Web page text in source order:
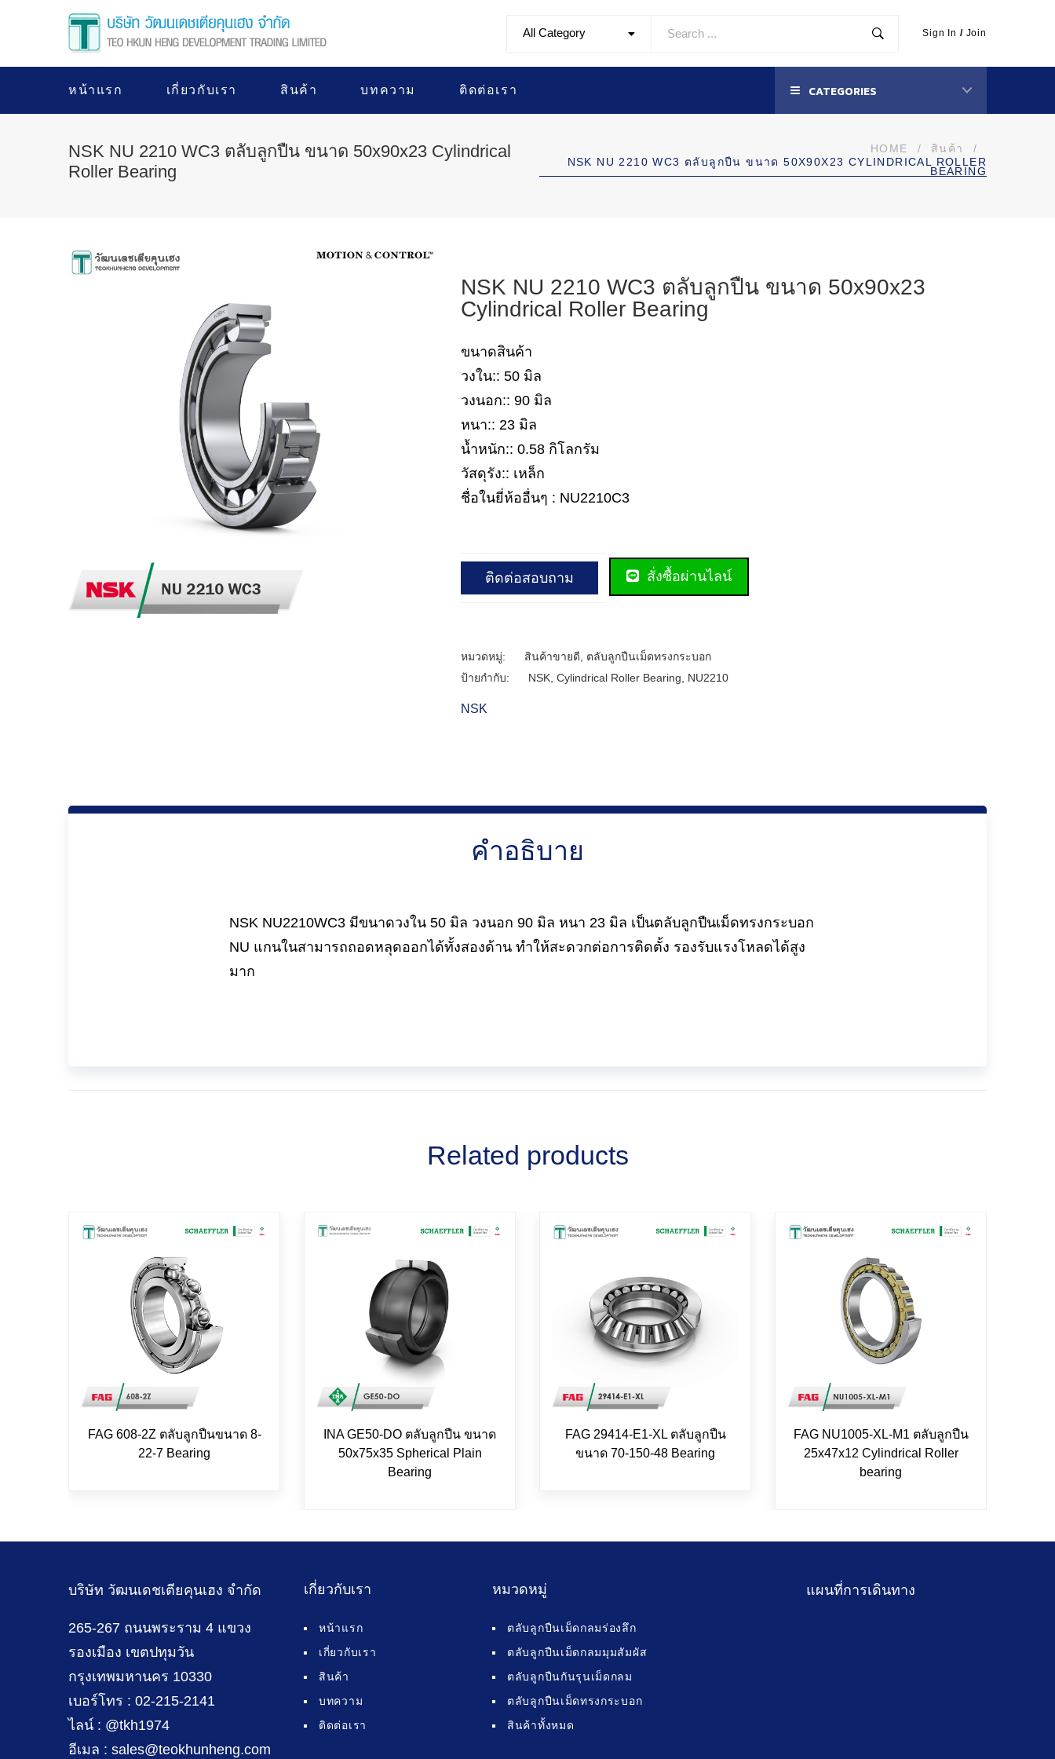
All Category Sign In / Join
หน้าแรก เกี่ยวกับเรา สินค้า บทความ ติดต่อเรา CATEGORIES
NSK NU 2210 WC3 ตลับลูกปืน ขนาด 50x90x23 Cylindrical
Roller Bearing
HOME / สินค้า
/
NSK NU 2210 WC3 ตลับลูกปืน ขนาด 50X90X23 CYLINDRICAL ROLLER
BEARING
NSK NU 2210 WC3 ตลับลูกปืน ขนาด 50x90x23
Cylindrical Roller Bearing
ขนาดสินค้า
วงใน:: 50 มิล
วงนอก:: 90 มิล
หนา:: 23 มิล
น้ำหนัก:: 0.58 กิโลกรัม
วัสดุรัง:: เหล็ก
ชื่อในยี่ห้ออื่นๆ : NU2210C3
ติดต่อสอบถาม สั่งซื้อผ่านไลน์
หมวดหมู่: สินค้าขายดี
ตลับลูกปืนเม็ดทรงกระบอก
ป้ายกำกับ:
NSK Cylindrical Roller Bearing NU2210
NSK
คำอธิบาย
NSK NU2210WC3 มีขนาดวงใน 50 มิล วงนอก 90 มิล หนา 23 มิล เป็นตลับลูกปืนเม็ดทรงกระบอก
NU แกนในสามารถถอดหลุดออกได้ทั้งสองด้าน ทำให้สะดวกต่อการติดตั้ง รองรับแรงโหลดได้สูง
มาก
Related products
FAG 608-2Z ตลับลูกปืนขนาด 8-
22-7 Bearing
INA GE50-DO ตลับลูกปืน ขนาด
50x75x35 Spherical Plain
Bearing
FAG 29414-E1-XL ตลับลูกปืน
ขนาด 70-150-48 Bearing
FAG NU1005-XL-M1 ตลับลูกปืน
25x47x12 Cylindrical Roller
bearing
บริษัท วัฒนเดชเตียคุนเฮง จำกัด
265-267 ถนนพระราม 4 แขวง
รองเมือง เขตปทุมวัน
กรุงเทพมหานคร 10330
เบอร์โทร : 02-215-2141
ไลน์ : @tkh1974
อีเมล : sales@teokhunheng.com
เกี่ยวกับเรา
หน้าแรก
เกี่ยวกับเรา
สินค้า
บทความ
ติดต่อเรา
หมวดหมู่
ตลับลูกปืนเม็ดกลมร่องลึก
ตลับลูกปืนเม็ดกลมมุมสัมผัส
ตลับลูกปืนกันรุนเม็ดกลม
ตลับลูกปืนเม็ดทรงกระบอก
สินค้าทั้งหมด
แผนที่การเดินทาง